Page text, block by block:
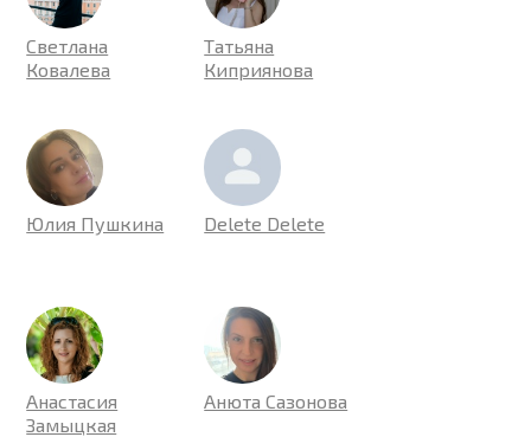
Светлана
Ковалева
Татьяна
Киприянова
Юлия Пушкина Delete Delete
Анастасия
Замыцкая
Анюта Сазонова